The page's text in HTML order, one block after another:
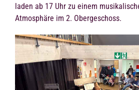
laden ab 17 Uhr zu einem
Atmosphäre im 2. Obergeschoss.